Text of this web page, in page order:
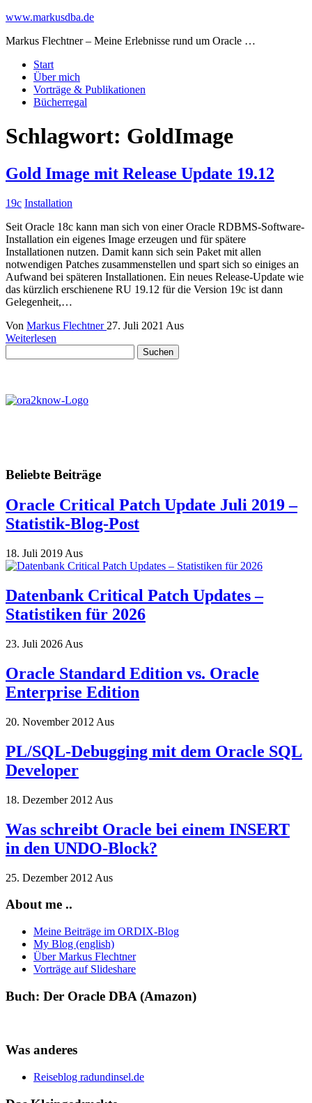
www.markusdba.de
Markus Flechtner – Meine Erlebnisse rund um Oracle …
Start
Über mich
Vorträge & Publikationen
Bücherregal
Schlagwort: GoldImage
Gold Image mit Release Update 19.12
19c Installation
Seit Oracle 18c kann man sich von einer Oracle RDBMS-Software-
Installation ein eigenes Image erzeugen und für spätere
Installationen nutzen. Damit kann sich sein Paket mit allen
notwendigen Patches zusammenstellen und spart sich so einiges an
Aufwand bei späteren Installationen. Ein neues Release-Update wie
das kürzlich erschienene RU 19.12 für die Version 19c ist dann
Gelegenheit,…
Von Markus Flechtner 27. Juli 2021 Aus
Weiterlesen
nach:
Beliebte Beiträge
Oracle Critical Patch Update Juli 2019 –
Statistik-Blog-Post
18. Juli 2019 Aus
Datenbank Critical Patch Updates –
Statistiken für 2026
23. Juli 2026 Aus
Oracle Standard Edition vs. Oracle
Enterprise Edition
20. November 2012 Aus
PL/SQL-Debugging mit dem Oracle SQL
Developer
18. Dezember 2012 Aus
Was schreibt Oracle bei einem INSERT
in den UNDO-Block?
25. Dezember 2012 Aus
About me ..
Meine Beiträge im ORDIX-Blog
My Blog (english)
Über Markus Flechtner
Vorträge auf Slideshare
Buch: Der Oracle DBA (Amazon)
Was anderes
Reiseblog radundinsel.de